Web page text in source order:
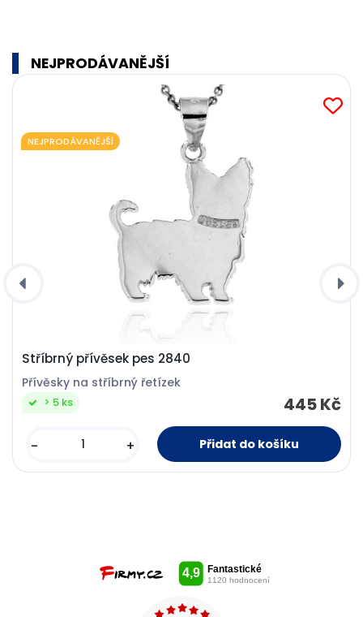
NEJPRODÁVANĚJŠÍ
Stříbrný přívěsek pes 2840
Přívěsky na stříbrný řetízek
445 Kč
- +
> 5 ks
NEJPRODÁVANĚJŠÍ